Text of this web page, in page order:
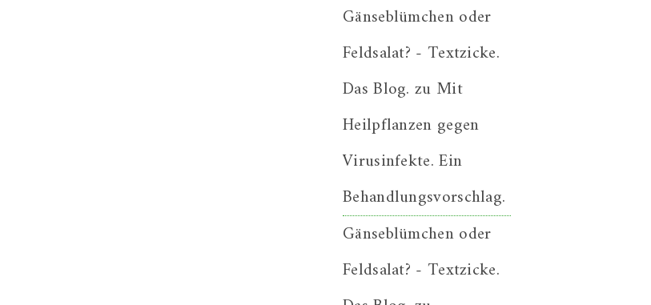
Gänseblümchen oder
Feldsalat? - Textzicke.
Das Blog. zu Mit
Heilpflanzen gegen
Virusinfekte. Ein
Behandlungsvorschlag.
Gänseblümchen oder
Feldsalat? - Textzicke.